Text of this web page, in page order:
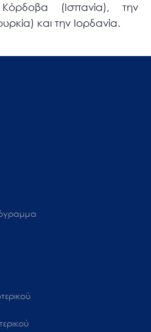
(Ισπανία), την
και την Ιορδανία.